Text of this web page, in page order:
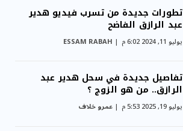
تطورات جديدة من تسرب فيديو هدير
عبد الرازق الفاضح
يوليو 11, 2024 6:02 م ESSAM RABAH
تفاصيل جديدة في سحل هدير عبد
الرازق.. من هو الزوج ؟
يوليو 19, 2025 5:53 م عمرو خلاف